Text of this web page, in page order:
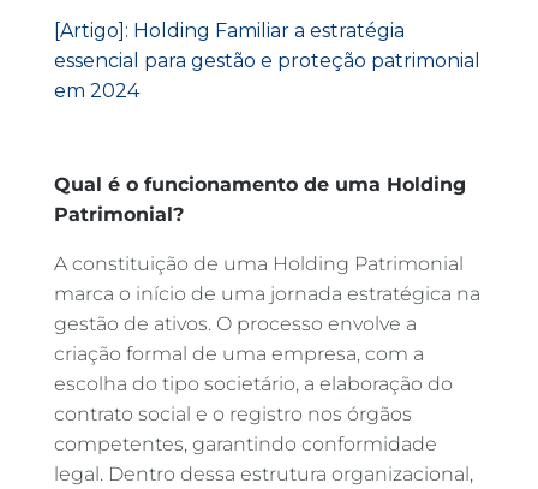
[Artigo]: Holding Familiar a estratégia
essencial para gestão e proteção patrimonial
em 2024
Qual é o funcionamento de uma Holding
Patrimonial?
A constituição de uma Holding Patrimonial
marca o início de uma jornada estratégica na
gestão de ativos. O processo envolve a
criação formal de uma empresa, com a
escolha do tipo societário, a elaboração do
contrato social e o registro nos órgãos
competentes, garantindo conformidade
legal. Dentro dessa estrutura organizacional,